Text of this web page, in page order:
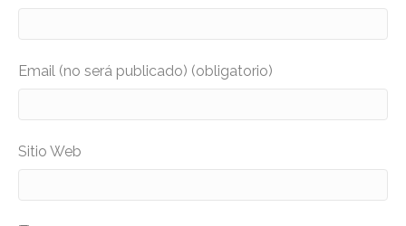
Email (no será publicado) (obligatorio)
Sitio Web